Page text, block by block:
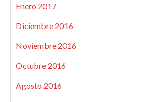
Enero 2017
Diciembre 2016
Noviembre 2016
Octubre 2016
Agosto 2016